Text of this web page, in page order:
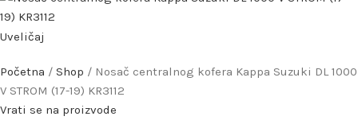
Uveličaj
Početna / Shop / Nosač centralnog kofera Kappa Suzuki DL 1000
V STROM (17-19) KR3112
Vrati se na proizvode